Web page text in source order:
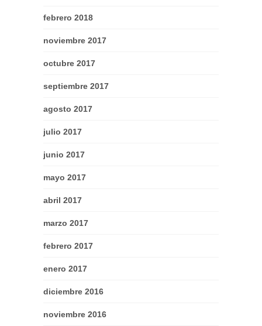
febrero 2018
noviembre 2017
octubre 2017
septiembre 2017
agosto 2017
julio 2017
junio 2017
mayo 2017
abril 2017
marzo 2017
febrero 2017
enero 2017
diciembre 2016
noviembre 2016